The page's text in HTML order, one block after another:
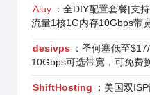
Aluy ：全DIY配置套餐|支
流量1核1G内存10Gbps带
desivps
：圣何塞低至
10Gbps可选带宽，可免费
ShiftHosting
：美国双